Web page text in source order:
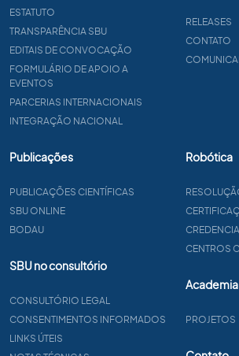
ESTATUTO
TRANSPARÊNCIA SBU
EDITAIS DE CONVOCAÇÃO
FORMULÁRIO DE APOIO A
EVENTOS
PARCERIAS INTERNACIONAIS
INTEGRAÇÃO NACIONAL
RELEASES
CONTATO
Publicações
PUBLICAÇÕES CIENTÍFICAS
SBU ONLINE
BODAU
SBU no consultório
CONSULTÓRIO LEGAL
CONSENTIMENTOS INFORMADOS
LINKS ÚTEIS
Robótica
CENTROS
PROJETOS